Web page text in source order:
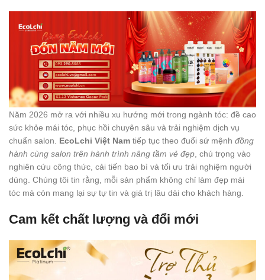
Năm 2026 mở ra với nhiều xu hướng mới trong ngành tóc: đề cao
sức khỏe mái tóc, phục hồi chuyên sâu và trải nghiệm dịch vụ
chuẩn salon. EcoLchi Việt Nam tiếp tục theo đuổi sứ mệnh đồng
hành cùng salon trên hành trình nâng tầm vẻ đẹp , chú trọng vào
nghiên cứu công thức, cải tiến bao bì và tối ưu trải nghiệm người
dùng. Chúng tôi tin rằng, mỗi sản phẩm không chỉ làm đẹp mái
tóc mà còn mang lại sự tự tin và giá trị lâu dài cho khách hàng.
Cam kết chất lượng và đổi mới